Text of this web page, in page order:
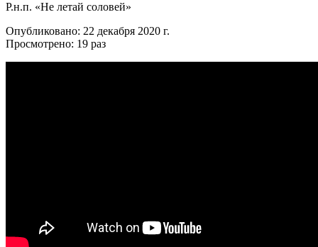
Р.н.п. «Не летай соловей»
Опубликовано: 22 декабря 2020 г.
Просмотрено: 19 раз